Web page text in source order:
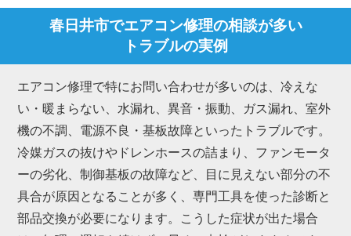
春日井市でエアコン修理の相談が多い
トラブルの実例
エアコン修理で特にお問い合わせが多いのは、冷えな
い・暖まらない、水漏れ、異音・振動、ガス漏れ、室外
機の不調、電源不良・基板故障といったトラブルです。
冷媒ガスの抜けやドレンホースの詰まり、ファンモータ
ーの劣化、制御基板の故障など、目に見えない部分の不
具合が原因となることが多く、専門工具を使った診断と
部品交換が必要になります。こうした症状が出た場合